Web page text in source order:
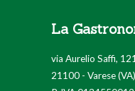
La
via Aurelio Saffi, 121
21100 - Varese (VA)